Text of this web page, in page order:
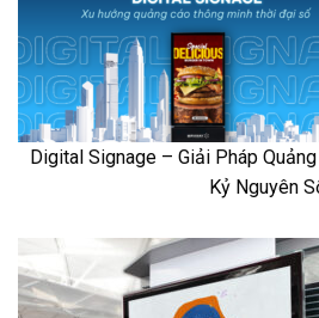
Digital Signage – Giải Pháp
Kỷ Nguyên